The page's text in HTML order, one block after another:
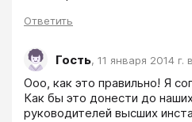
Ответить
Гость, 11 января 2014 г.
Ооо, как это правильно! Я
Как бы это донести до
руководителей высших